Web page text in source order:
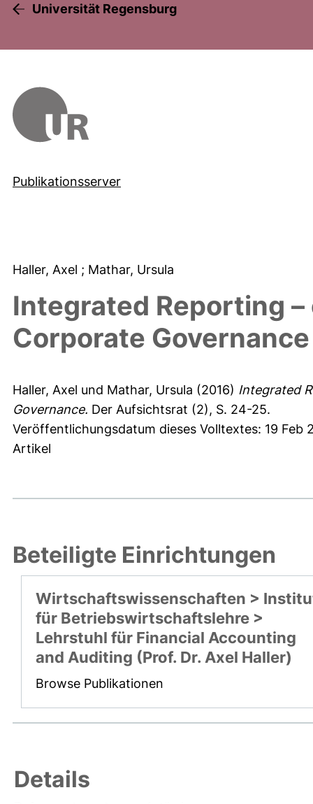
Universität Regensburg
Publikationsserver
Haller, Axel ; Mathar, Ursula
Integrated Reporting
Corporate Governance
Haller, Axel und Mathar, Ursula (2016) Integrated
Governance. Der Aufsichtsrat (2), S. 24-25.
Veröffentlichungsdatum dieses Volltextes: 19 Feb
Artikel
Beteiligte Einrichtungen
Wirtschaftswissenschaften >
für Betriebswirtschaftslehre >
Lehrstuhl für Financial Accounting
and Auditing (Prof. Dr. Axel Haller)
Browse Publikationen
Details